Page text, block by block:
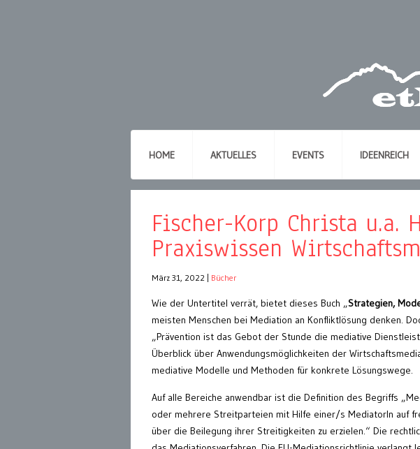
HOME AKTUELLES EVENTS IDEENREICH
Fischer-Korp Christa u.a.
Praxiswissen
März 31, 2022 Bücher
Wie der Untertitel verrät, bietet dieses Buch „Strategien,
meisten Menschen bei Mediation an Konfliktlösung denken.
„Prävention ist das Gebot der Stunde die mediative
Überblick über Anwendungsmöglichkeiten der
mediative Modelle und Methoden für konkrete Lösungswege.
Auf alle Bereiche anwendbar ist die Definition des Begriffs
oder mehrere Streitparteien mit Hilfe einer/s MediatorIn auf
über die Beilegung ihrer Streitigkeiten zu erzielen.“ Die